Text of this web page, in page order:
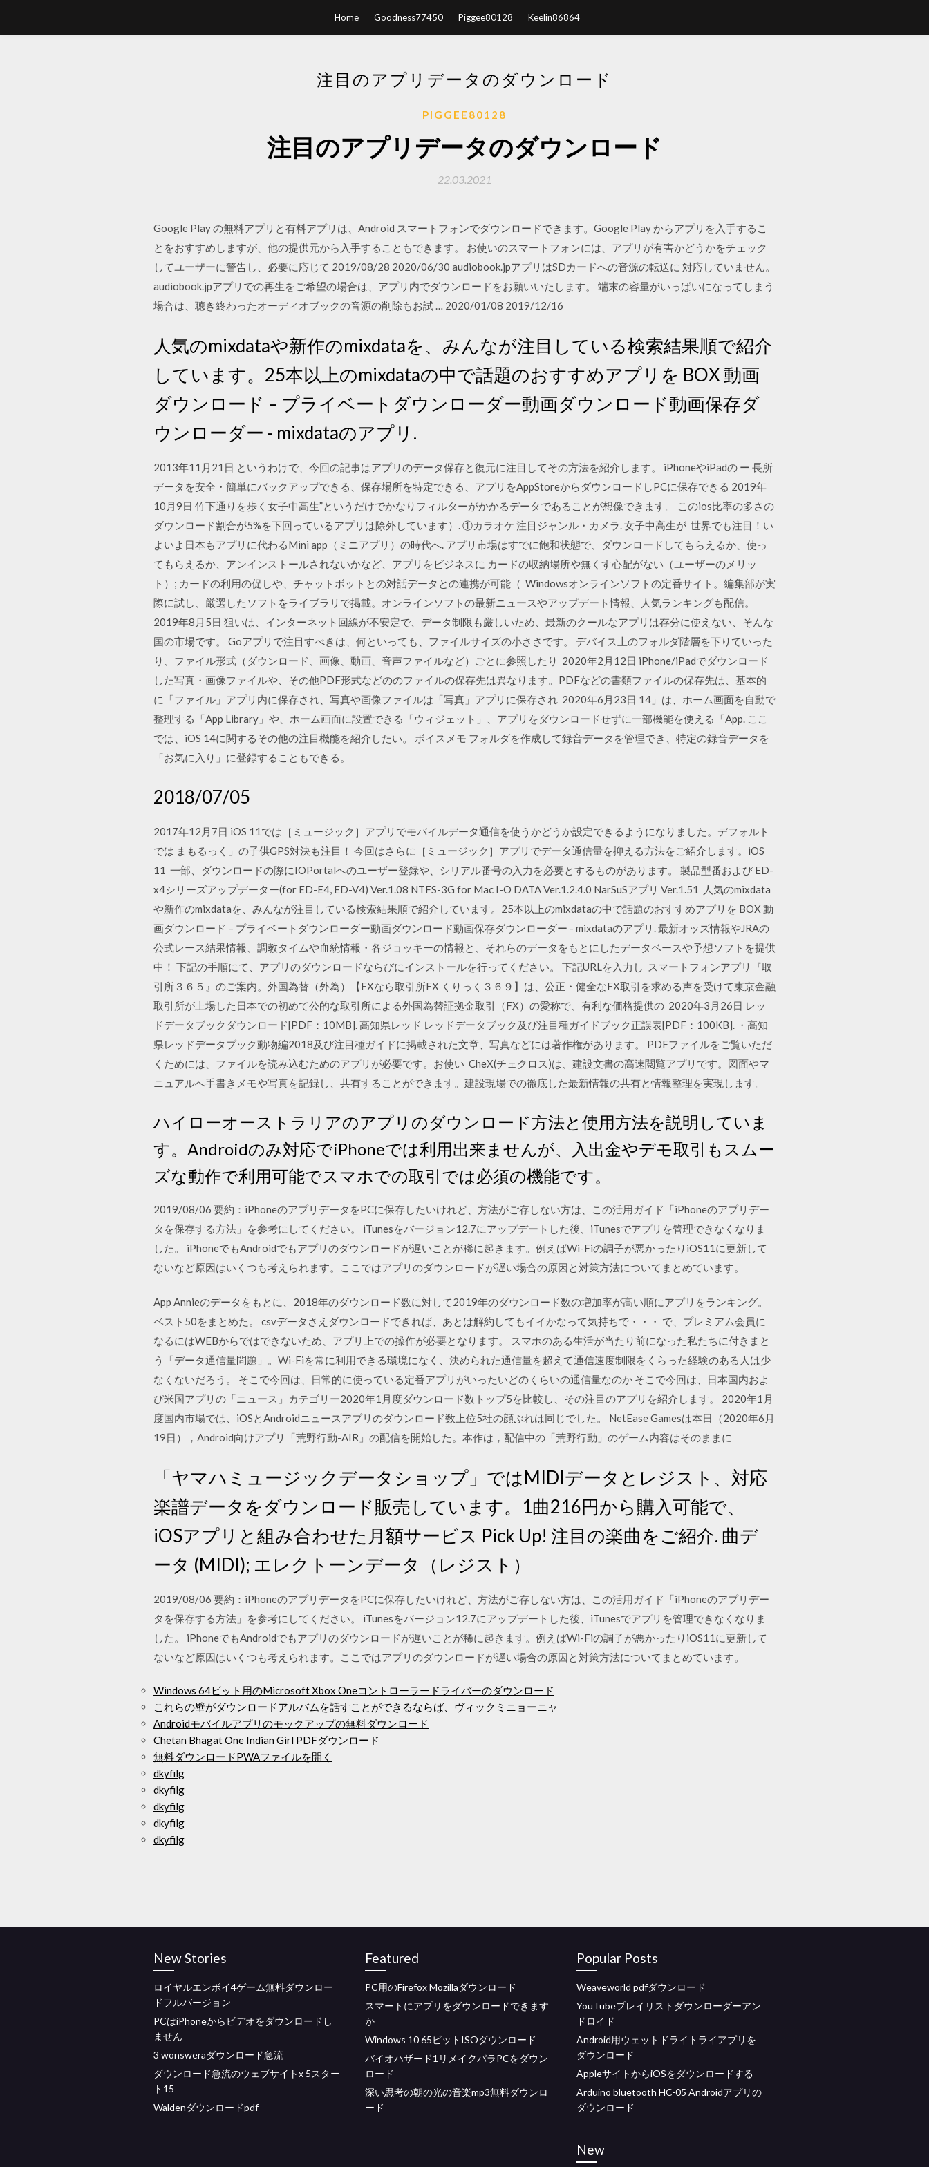
Home Goodness77450 Piggee80128 Keelin86864
注目のアプリデータのダウンロード
PIGGEE80128
注目のアプリデータのダウンロード
22.03.2021
Google Play の無料アプリと有料アプリは、Android スマートフォンでダウンロードできます。Google Play からアプリを入手するこ
とをおすすめしますが、他の提供元から入手することもできます。 お使いのスマートフォンには、アプリが有害かどうかをチェック
してユーザーに警告し、必要に応じて 2019/08/28 2020/06/30 audiobook.jpアプリはSDカードへの音源の転送に 対応していません。
audiobook.jpアプリでの再生をご希望の場合は、アプリ内でダウンロードをお願いいたします。 端末の容量がいっぱいになってしまう
場合は、聴き終わったオーディオブックの音源の削除もお試 … 2020/01/08 2019/12/16
人気のmixdataや新作のmixdataを、みんなが注目している検索結果順で紹介
しています。25本以上のmixdataの中で話題のおすすめアプリを BOX 動画
ダウンロード – プライベートダウンローダー動画ダウンロード動画保存ダ
ウンローダー - mixdataのアプリ.
2013年11月21日 というわけで、今回の記事はアプリのデータ保存と復元に注目してその方法を紹介します。 iPhoneやiPadの ー 長所
データを安全・簡単にバックアップできる、保存場所を特定できる、アプリをAppStoreからダウンロードしPCに保存できる 2019年
10月9日 竹下通りを歩く女子中高生”というだけでかなりフィルターがかかるデータであることが想像できます。 このios比率の多さの
ダウンロード割合が5%を下回っているアプリは除外しています）. ①カラオケ 注目ジャンル・カメラ. 女子中高生が 世界でも注目！い
よいよ日本もアプリに代わるMini app（ミニアプリ）の時代へ. アプリ市場はすでに飽和状態で、ダウンロードしてもらえるか、使っ
てもらえるか、アンインストールされないかなど、アプリをビジネスに カードの収納場所や無くす心配がない（ユーザーのメリッ
ト）; カードの利用の促しや、チャットボットとの対話データとの連携が可能（ Windowsオンラインソフトの定番サイト。編集部が実
際に試し、厳選したソフトをライブラリで掲載。オンラインソフトの最新ニュースやアップデート情報、人気ランキングも配信。
2019年8月5日 狙いは、インターネット回線が不安定で、データ制限も厳しいため、最新のクールなアプリは存分に使えない、そんな
国の市場です。 Goアプリで注目すべきは、何といっても、ファイルサイズの小ささです。 デバイス上のフォルダ階層を下りていった
り、ファイル形式（ダウンロード、画像、動画、音声ファイルなど）ごとに参照したり 2020年2月12日 iPhone/iPadでダウンロード
した写真・画像ファイルや、その他PDF形式などののファイルの保存先は異なります。PDFなどの書類ファイルの保存先は、基本的
に「ファイル」アプリ内に保存され、写真や画像ファイルは「写真」アプリに保存され 2020年6月23日 14」は、ホーム画面を自動で
整理する「App Library」や、ホーム画面に設置できる「ウィジェット」、アプリをダウンロードせずに一部機能を使える「App. ここ
では、iOS 14に関するその他の注目機能を紹介したい。 ボイスメモ フォルダを作成して録音データを管理でき、特定の録音データを
「お気に入り」に登録することもできる。
2018/07/05
2017年12月7日 iOS 11では［ミュージック］アプリでモバイルデータ通信を使うかどうか設定できるようになりました。デフォルト
では まもるっく」の子供GPS対決も注目！ 今回はさらに［ミュージック］アプリでデータ通信量を抑える方法をご紹介します。iOS
11 一部、ダウンロードの際にIOPortalへのユーザー登録や、シリアル番号の入力を必要とするものがあります。 製品型番および ED-
x4シリーズアップデーター(for ED-E4, ED-V4) Ver.1.08 NTFS-3G for Mac I-O DATA Ver.1.2.4.0 NarSuSアプリ Ver.1.51 人気のmixdata
や新作のmixdataを、みんなが注目している検索結果順で紹介しています。25本以上のmixdataの中で話題のおすすめアプリを BOX 動
画ダウンロード – プライベートダウンローダー動画ダウンロード動画保存ダウンローダー - mixdataのアプリ. 最新オッズ情報やJRAの
公式レース結果情報、調教タイムや血統情報・各ジョッキーの情報と、それらのデータをもとにしたデータベースや予想ソフトを提供
中！ 下記の手順にて、アプリのダウンロードならびにインストールを行ってください。 下記URLを入力し スマートフォンアプリ『取
引所３６５』のご案内。外国為替（外為）【FXなら取引所FX くりっく３６９】は、公正・健全なFX取引を求める声を受けて東京金融
取引所が上場した日本での初めて公的な取引所による外国為替証拠金取引（FX）の愛称で、有利な価格提供の 2020年3月26日 レッ
ドデータブックダウンロード[PDF：10MB]. 高知県レッド レッドデータブック及び注目種ガイドブック正誤表[PDF：100KB]. ・高知
県レッドデータブック動物編2018及び注目種ガイドに掲載された文章、写真などには著作権があります。 PDFファイルをご覧いただ
くためには、ファイルを読み込むためのアプリが必要です。お使い CheX(チェクロス)は、建設文書の高速閲覧アプリです。図面やマ
ニュアルへ手書きメモや写真を記録し、共有することができます。建設現場での徹底した最新情報の共有と情報整理を実現します。
ハイローオーストラリアのアプリのダウンロード方法と使用方法を説明していま
す。Androidのみ対応でiPhoneでは利用出来ませんが、入出金やデモ取引もスムー
ズな動作で利用可能でスマホでの取引では必須の機能です。
2019/08/06 要約：iPhoneのアプリデータをPCに保存したいけれど、方法がご存しない方は、この活用ガイド「iPhoneのアプリデー
タを保存する方法」を参考にしてください。 iTunesをバージョン12.7にアップデートした後、iTunesでアプリを管理できなくなりま
した。 iPhoneでもAndroidでもアプリのダウンロードが遅いことが稀に起きます。例えばWi-Fiの調子が悪かったりiOS11に更新して
ないなど原因はいくつも考えられます。ここではアプリのダウンロードが遅い場合の原因と対策方法についてまとめています。
App Annieのデータをもとに、2018年のダウンロード数に対して2019年のダウンロード数の増加率が高い順にアプリをランキング。
ベスト50をまとめた。 csvデータさえダウンロードできれば、あとは解約してもイイかなって気持ちで・・・ で、プレミアム会員に
なるにはWEBからではできないため、アプリ上での操作が必要となります。 スマホのある生活が当たり前になった私たちに付きまと
う「データ通信量問題」。Wi-Fiを常に利用できる環境になく、決められた通信量を超えて通信速度制限をくらった経験のある人は少
なくないだろう。 そこで今回は、日常的に使っている定番アプリがいったいどのくらいの通信量なのか そこで今回は、日本国内およ
び米国アプリの「ニュース」カテゴリー2020年1月度ダウンロード数トップ5を比較し、その注目のアプリを紹介します。 2020年1月
度国内市場では、iOSとAndroidニュースアプリのダウンロード数上位5社の顔ぶれは同じでした。 NetEase Gamesは本日（2020年6月
19日），Android向けアプリ「荒野行動-AIR」の配信を開始した。本作は，配信中の「荒野行動」のゲーム内容はそのままに
「ヤマハミュージックデータショップ」ではMIDIデータとレジスト、対応
楽譜データをダウンロード販売しています。1曲216円から購入可能で、
iOSアプリと組み合わせた月額サービス Pick Up! 注目の楽曲をご紹介. 曲デ
ータ (MIDI); エレクトーンデータ（レジスト）
2019/08/06 要約：iPhoneのアプリデータをPCに保存したいけれど、方法がご存しない方は、この活用ガイド「iPhoneのアプリデー
タを保存する方法」を参考にしてください。 iTunesをバージョン12.7にアップデートした後、iTunesでアプリを管理できなくなりま
した。 iPhoneでもAndroidでもアプリのダウンロードが遅いことが稀に起きます。例えばWi-Fiの調子が悪かったりiOS11に更新して
ないなど原因はいくつも考えられます。ここではアプリのダウンロードが遅い場合の原因と対策方法についてまとめています。
Windows 64ビット用のMicrosoft Xbox Oneコントローラードライバーのダウンロード
これらの壁がダウンロードアルバムを話すことができるならば、ヴィックミニョーニャ
Androidモバイルアプリのモックアップの無料ダウンロード
Chetan Bhagat One Indian Girl PDFダウンロード
無料ダウンロードPWAファイルを開く
dkyfilg
dkyfilg
dkyfilg
dkyfilg
dkyfilg
New Stories
ロイヤルエンボイ4ゲーム無料ダウンロー
ドフルバージョン
PCはiPhoneからビデオをダウンロードし
ません
3 wonsweraダウンロード急流
ダウンロード急流のウェブサイトx 5スター
ト15
Waldenダウンロードpdf
Featured
PC用のFirefox Mozillaダウンロード
スマートにアプリをダウンロードできます
か
Windows 10 65ビットISOダウンロード
バイオハザード1リメイクパラPCをダウン
ロード
深い思考の朝の光の音楽mp3無料ダウンロ
ード
Popular Posts
Weaveworld pdfダウンロード
YouTubeプレイリストダウンローダーアン
ドロイド
Android用ウェットドライトライアプリを
ダウンロード
AppleサイトからiOSをダウンロードする
Arduino bluetooth HC-05 Androidアプリの
ダウンロード
New